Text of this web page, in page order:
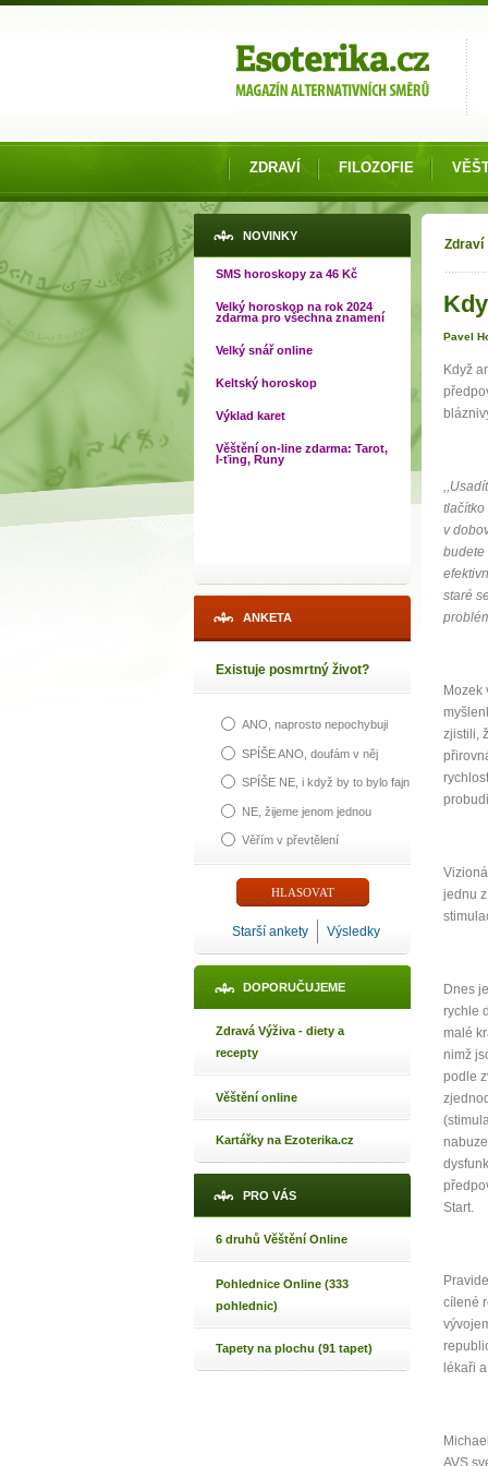
ZDRAVÍ FILOZOFIE
NOVINKY
SMS horoskopy za 46 Kč
Velký horoskop na rok 2024
zdarma pro všechna znamení
Velký snář online
Keltský horoskop
Výklad karet
Věštění on-line zdarma: Tarot,
I-ťing, Runy
ANKETA
Existuje posmrtný život?
ANO, naprosto nepochybuji
SPÍŠE ANO, doufám v něj
SPÍŠE NE, i když by to bylo fajn
NE, žijeme jenom jednou
Věřím v převtělení
Starší ankety Výsledky
DOPORUČUJEME
Zdravá Výživa - diety a
recepty
Věštění online
Kartářky na Ezoterika.cz
PRO VÁS
6 druhů Věštění Online
Pohlednice Online (333
pohlednic)
Tapety na plochu (91 tapet)
Jste
Zdraví
Pavel
Když
tlačítko
v
budete
staré
Mozek
zjistili,
jednu
Dnes
rychle
malé
nimž
podle
Start.
cílené
lékaři
AVS